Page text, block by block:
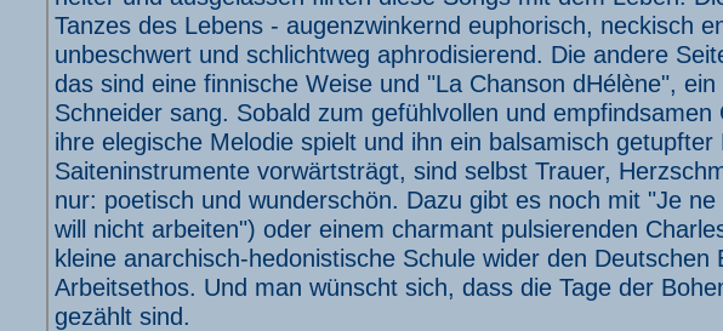
Tanzes des Lebens - augenzwinkernd euphorisch, neckisch
unbeschwert und schlichtweg aphrodisierend. Die andere
das sind eine finnische Weise und "La Chanson dHélène",
Schneider sang. Sobald zum gefühlvollen und empfindsamen
ihre elegische Melodie spielt und ihn ein balsamisch getupfter
Saiteninstrumente vorwärtsträgt, sind selbst Trauer,
nur: poetisch und wunderschön. Dazu gibt es noch mit "Je
will nicht arbeiten") oder einem charmant pulsierenden
kleine anarchisch-hedonistische Schule wider den
Arbeitsethos. Und man wünscht sich, dass die Tage der
gezählt sind.